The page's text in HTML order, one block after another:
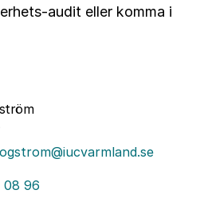
audit eller komma i
08 96